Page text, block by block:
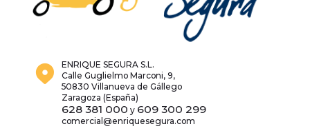
ENRIQUE SEGURA S.L.
Calle Guglielmo Marconi, 9,
50830 Villanueva de Gállego
Zaragoza (España)
628 381 000 y 609 300 299
comercial@enriquesegura.com